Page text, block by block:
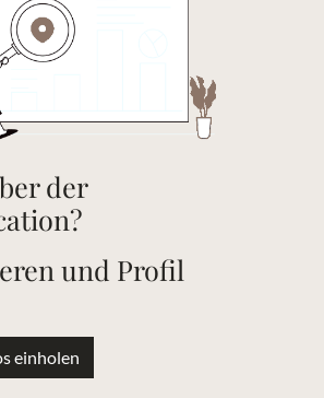
der
und Profil
einholen